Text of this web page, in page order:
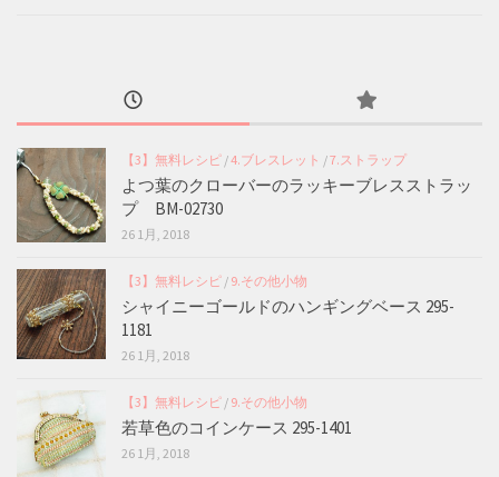
【3】無料レシピ /4.ブレスレット /7.ストラップ
よつ葉のクローバーのラッキーブレスストラッ
プ BM-02730
26 1月, 2018
【3】無料レシピ / 9.その他小物
シャイニーゴールドのハンギングベース 295-
1181
26 1月, 2018
【3】無料レシピ / 9.その他小物
若草色のコインケース 295-1401
26 1月, 2018